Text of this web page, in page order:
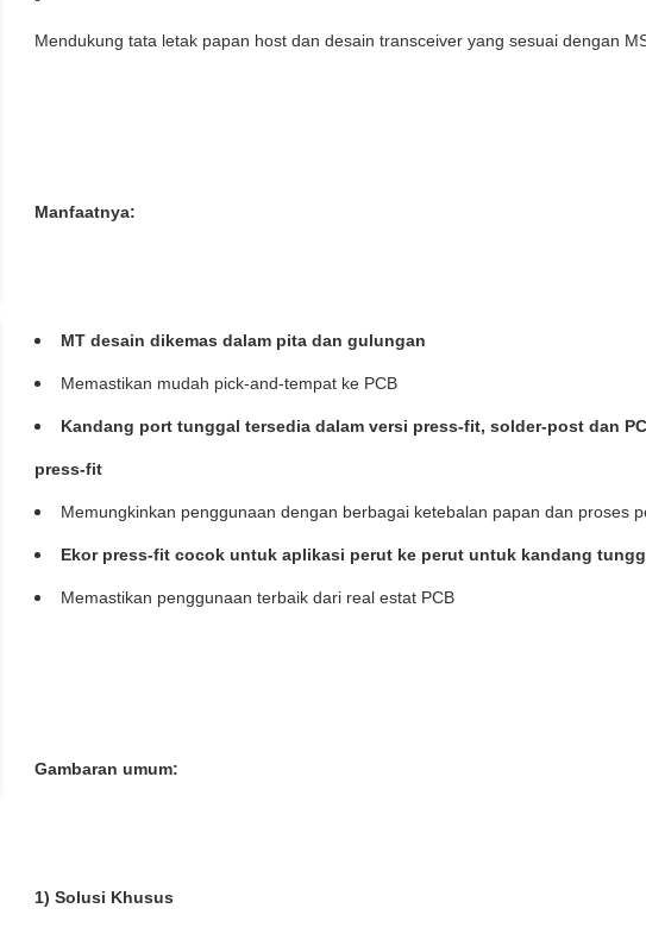
Mendukung tata letak papan host dan desain transceiver yang sesuai dengan
Manfaatnya:
MT desain dikemas dalam pita dan gulungan
Memastikan mudah pick-and-tempat ke PCB
Kandang port tunggal tersedia dalam versi press-fit, solder-post dan
press-fit
Memungkinkan penggunaan dengan berbagai ketebalan papan dan proses
Ekor press-fit cocok untuk aplikasi perut ke perut untuk kandang
Memastikan penggunaan terbaik dari real estat PCB
Gambaran umum:
1) Solusi Khusus